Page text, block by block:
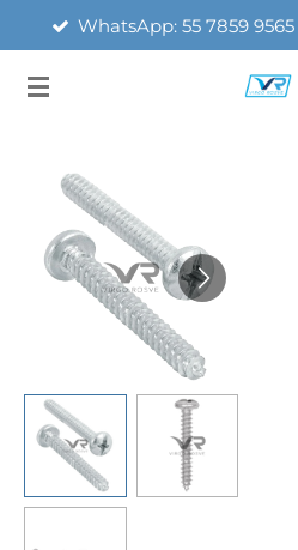
contenido
WhatsApp: 55 7859 9565